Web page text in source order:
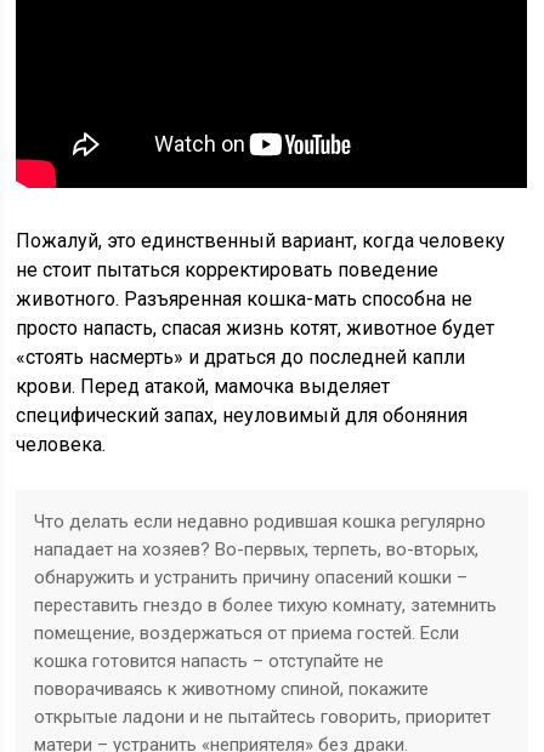
Пожалуй, это единственный вариант, когда человеку
не стоит пытаться корректировать поведение
животного. Разъяренная кошка-мать способна не
просто напасть, спасая жизнь котят, животное будет
«стоять насмерть» и драться до последней капли
крови. Перед атакой, мамочка выделяет
специфический запах, неуловимый для обоняния
человека.
Что делать если недавно родившая кошка регулярно
нападает на хозяев? Во-первых, терпеть, во-вторых,
обнаружить и устранить причину опасений кошки –
переставить гнездо в более тихую комнату, затемнить
помещение, воздержаться от приема гостей. Если
кошка готовится напасть – отступайте не
поворачиваясь к животному спиной, покажите
открытые ладони и не пытайтесь говорить, приоритет
матери – устранить «неприятеля» без драки.